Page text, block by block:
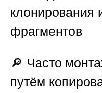
клонирования
фрагментов
🔎 Часто
путём